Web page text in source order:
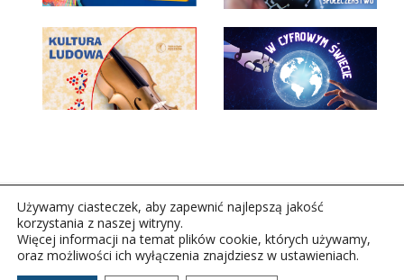
Copyright © 2026Polskie Radio Rzeszów S.A. w likwidacj.
Używamy ciasteczek, aby zapewnić najlepszą jakość
korzystania z naszej witryny.
Więcej informacji na temat plików cookie, których używamy,
oraz możliwości ich wyłączenia znajdziesz w ustawieniach.